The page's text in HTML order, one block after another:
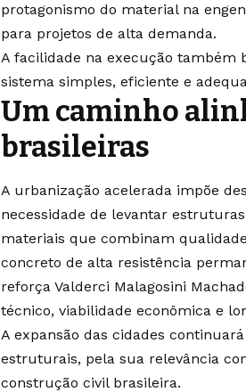
protagonismo do material na
para projetos de alta demanda.
A facilidade na execução também
sistema simples, eficiente e
Um caminho
brasileiras
A urbanização acelerada impõe
necessidade de levantar
materiais que combinam
concreto de alta resistência
reforça Valderci Malagosini
técnico, viabilidade econômica e
A expansão das cidades
estruturais, pela sua relevância
construção civil brasileira.